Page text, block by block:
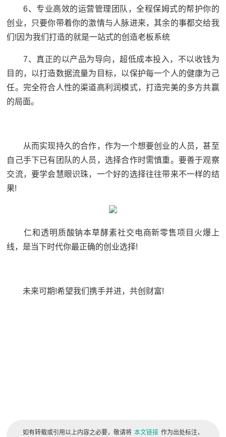
6、专业高效的运营管理团队，全程保姆式的帮护你的
创业，只要你带着你的激情与人脉进来，其余的事都交给我
们!因为我们打造的就是一站式的创造老板系统
7、真正的以产品为导向，超低成本投入，不以收钱为
目的，以打造数据流量为目标，以保护每一个人的健康为己
任。完全符合人性的渠道高利润模式，打造完美的多方共赢
的局面。
从而实现持久的合作，作为一个想要创业的人员，甚至
自己手下已有团队的人员，选择合作时需慎重。要善于观察
交流，要学会慧眼识珠，一个好的选择往往带来不一样的结
果!
仁和透明质酸钠本草酵素社交电商新零售项目火爆上
线，是当下时代你最正确的创业选择!
未来可期!希望我们携手并进，共创财富!
如有转载或引用以上内容之必要，敬请将 本文链接 作为出处标注，